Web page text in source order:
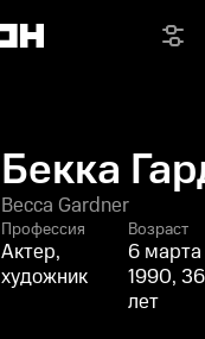
Бекка
Becca Gardner
Профессия
Актер,
художник
Возраст
6 марта
1990, 36
лет